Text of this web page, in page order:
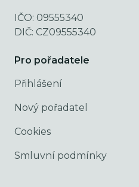
IČO: 09555340
DIČ: CZ09555340
Pro pořadatele
Přihlášení
Nový pořadatel
Cookies
Smluvní podmínky